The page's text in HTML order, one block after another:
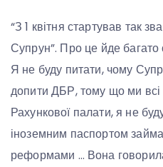
“З 1 квітня стартував так
Супрун”. Про це йде багато
Я не буду питати, чому
допити ДБР, тому що ми всі
Рахункової палати, я не
іноземним паспортом
реформами … Вона